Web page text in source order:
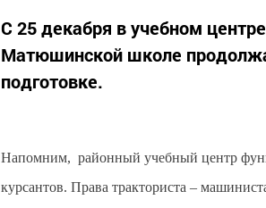
С 25 декабря в учебном
Матюшинской школе
подготовке.
Напомним, районный учебный центр
курсантов. Права тракториста –